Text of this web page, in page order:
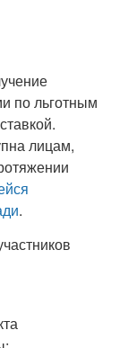
по льготным
лицам,
.